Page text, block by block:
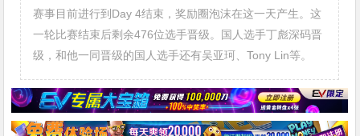
赛事目前进行到Day 4结束，奖励圈泡沫在这一天产生。这
一轮比赛结束后剩余476位选手晋级。国人选手丁彪深码晋
级，和他一同晋级的国人选手还有吴亚珂、Tony Lin等。